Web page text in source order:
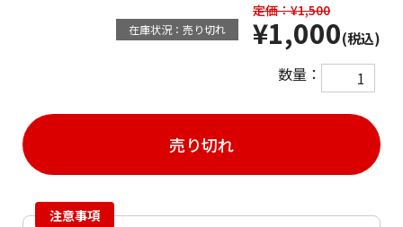
在庫状況：売り切れ
定価：¥1,500
¥1,000(税込)
数量：
売り切れ
注意事項